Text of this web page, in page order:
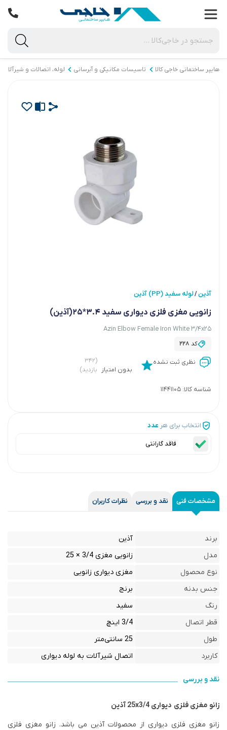
هایپر ساختمانی خاجی‌ کالا تاسیسات مکانیکی و آبرسانی لوله، اتصالات و شیرآلات
آذین/لوله سفید (PP) آذین
زانویی مغزی فلزی دیواری سفید 3.4*25(آذین)
Azin Elbow Female Iron White 3/4x25
کد 228
نظری ثبت نشده
بدون امتیاز
(۳۴۲
بازدید)
شناسه کالا: 11441105
انتخاب برای هر عدد
فاقد گارانتی
مشخصات فنی نقد و بررسی نظرات کاربران
برند
آذین
مدل
زانویی مغزی 3/4 × 25
نوع محصول
مغزی دیواری زانویی
جنس بدنه
برنج
رنگ
سفید
قطر اتصال
3/4 اینچ
طول
25 سانتی‌متر
کاربرد
اتصال شیرآلات به لوله دیواری
نقد و بررسی
زانو مغزی فلزی دیواری 25x3/4 آذین
زانو مغزی فلزی دیواری از محصولات آذین می باشد. زانو مغزی فلزی